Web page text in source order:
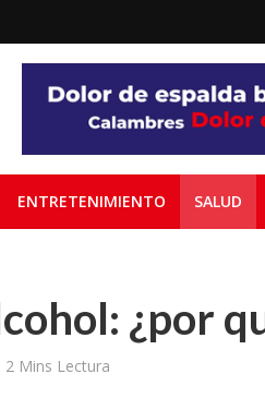
ENTRETENIMIENTO SALUD
¿por
2 Mins Lectura